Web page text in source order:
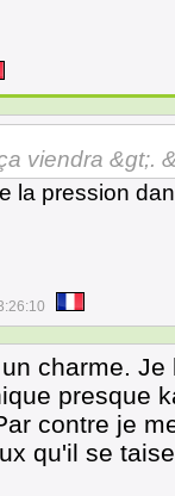
viendra &gt;.
la pression
charme.
presque
contre je
qu'il se